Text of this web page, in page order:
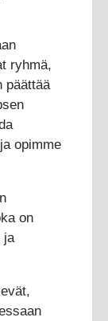
ryhmä,
päättää
opimme
on
ja